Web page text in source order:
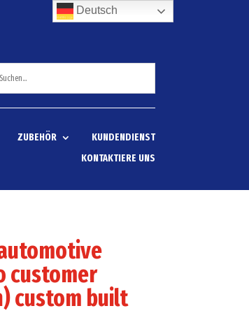
ZUBEHÖR
KUNDENDIENST
KONTAKTIERE UNS
customer
custom built
Deutsch